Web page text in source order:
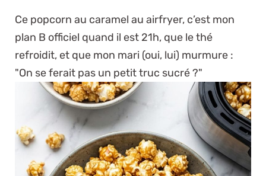
Ce popcorn au caramel au airfryer, c’est mon
plan B officiel quand il est 21h, que le thé
refroidit, et que mon mari (oui, lui) murmure :
"On se ferait pas un petit truc sucré ?"